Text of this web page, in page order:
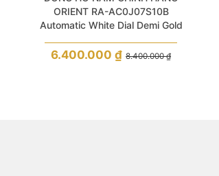
ORIENT RA-AC0J07S10B
Automatic White Dial Demi Gold
8.400.000₫
6.400.000₫